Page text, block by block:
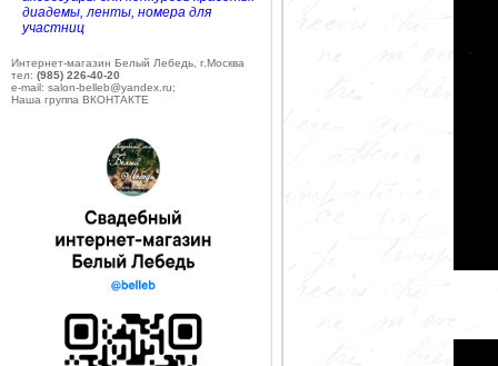
диадемы, ленты, номера для
участниц
Интернет-магазин Белый Лебедь, г.Москва
тел: (985) 226-40-20
e-mail: salon-belleb@yandex.ru;
Наша группа ВКОНТАКТЕ